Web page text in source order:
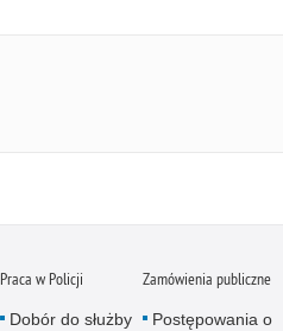
Praca w Policji
Dobór do służby
Zamówienia publiczne
Postępowania o